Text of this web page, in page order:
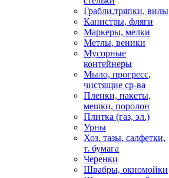
Грабли,тряпки, вилы
Канистры, фляги
Маркеры, мелки
Метлы, веники
Мусорные
контейнеры
Мыло, прогресс,
чистящие ср-ва
Пленки, пакеты,
мешки, поролон
Плитка (газ, эл.)
Урны
Хоз. тазы, салфетки,
т. бумага
Черенки
Швабры, окномойки